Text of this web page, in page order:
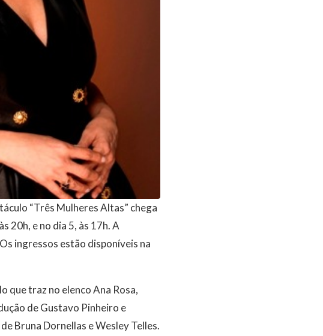
“Três Mulheres Altas” chega
20h, e no dia 5, às 17h. A
ingressos estão disponíveis na
que traz no elenco Ana Rosa,
de Gustavo Pinheiro e
Bruna Dornellas e Wesley Telles.